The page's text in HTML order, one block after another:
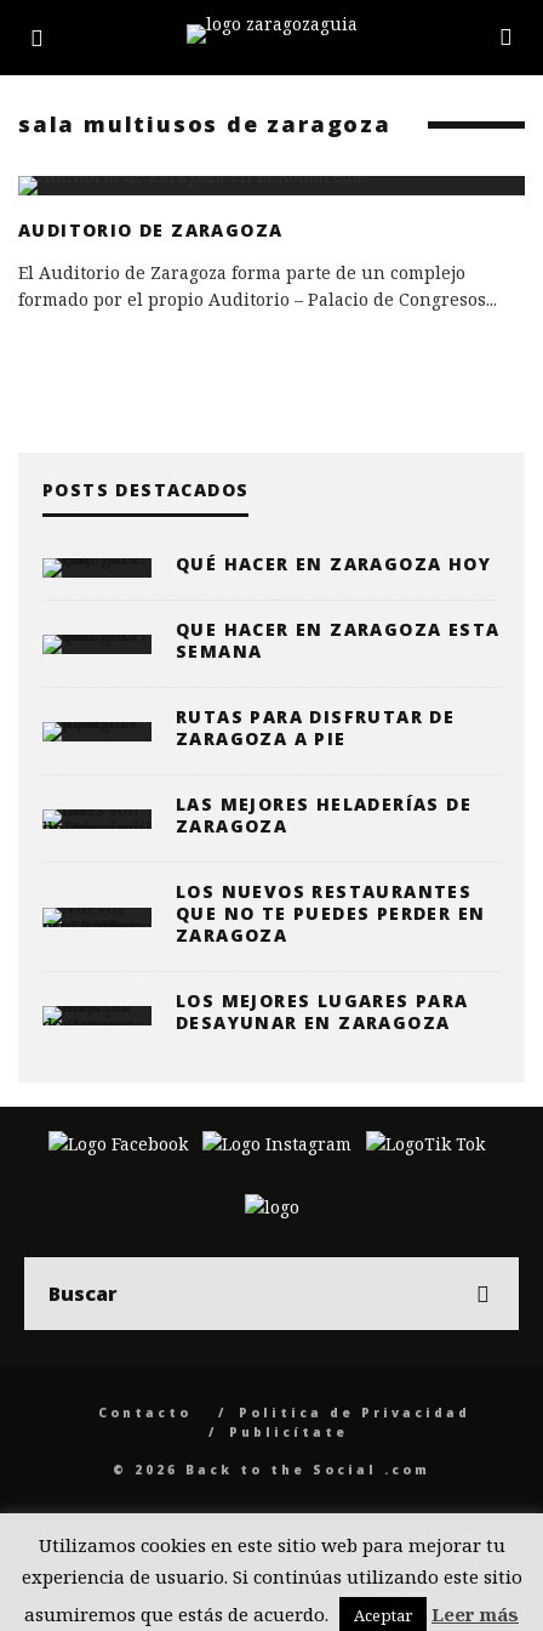
sala multiusos de zaragoza
AUDITORIO DE ZARAGOZA
El Auditorio de Zaragoza forma parte de un complejo
formado por el propio Auditorio – Palacio de Congresos...
POSTS DESTACADOS
QUÉ HACER EN ZARAGOZA HOY
QUE HACER EN ZARAGOZA ESTA
SEMANA
RUTAS PARA DISFRUTAR DE
ZARAGOZA A PIE
LAS MEJORES HELADERÍAS DE
ZARAGOZA
LOS NUEVOS RESTAURANTES
QUE NO TE PUEDES PERDER EN
ZARAGOZA
LOS MEJORES LUGARES PARA
DESAYUNAR EN ZARAGOZA
Contacto
Politica de Privacidad
Publicítate
© 2026 Back to the Social .com
Utilizamos cookies en este sitio web para mejorar tu
experiencia de usuario. Si continúas utilizando este sitio
asumiremos que estás de acuerdo.
Aceptar Leer más